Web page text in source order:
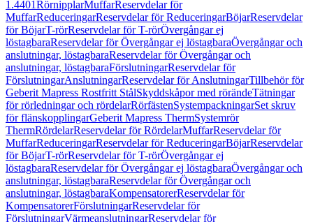
1.4401RörnipplarMuffarReservdelar för
MuffarReduceringarReservdelar för ReduceringarBöjarReservdelar
för BöjarT-rörReservdelar för T-rörÖvergångar ej
löstagbaraReservdelar för Övergångar ej löstagbaraÖvergångar och
anslutningar, löstagbaraReservdelar för Övergångar och
anslutningar, löstagbaraFörslutningarReservdelar för
FörslutningarAnslutningarReservdelar för AnslutningarTillbehör för
Geberit Mapress Rostfritt StålSkyddskåpor med rörändeTätningar
för rörledningar och rördelarRörfästenSystempackningarSet skruv
för flänskopplingarGeberit Mapress ThermSystemrör
ThermRördelarReservdelar för RördelarMuffarReservdelar för
MuffarReduceringarReservdelar för ReduceringarBöjarReservdelar
för BöjarT-rörReservdelar för T-rörÖvergångar ej
löstagbaraReservdelar för Övergångar ej löstagbaraÖvergångar och
anslutningar, löstagbaraReservdelar för Övergångar och
anslutningar, löstagbaraKompensatorerReservdelar för
KompensatorerFörslutningarReservdelar för
FörslutningarVärmeanslutningarReservdelar för